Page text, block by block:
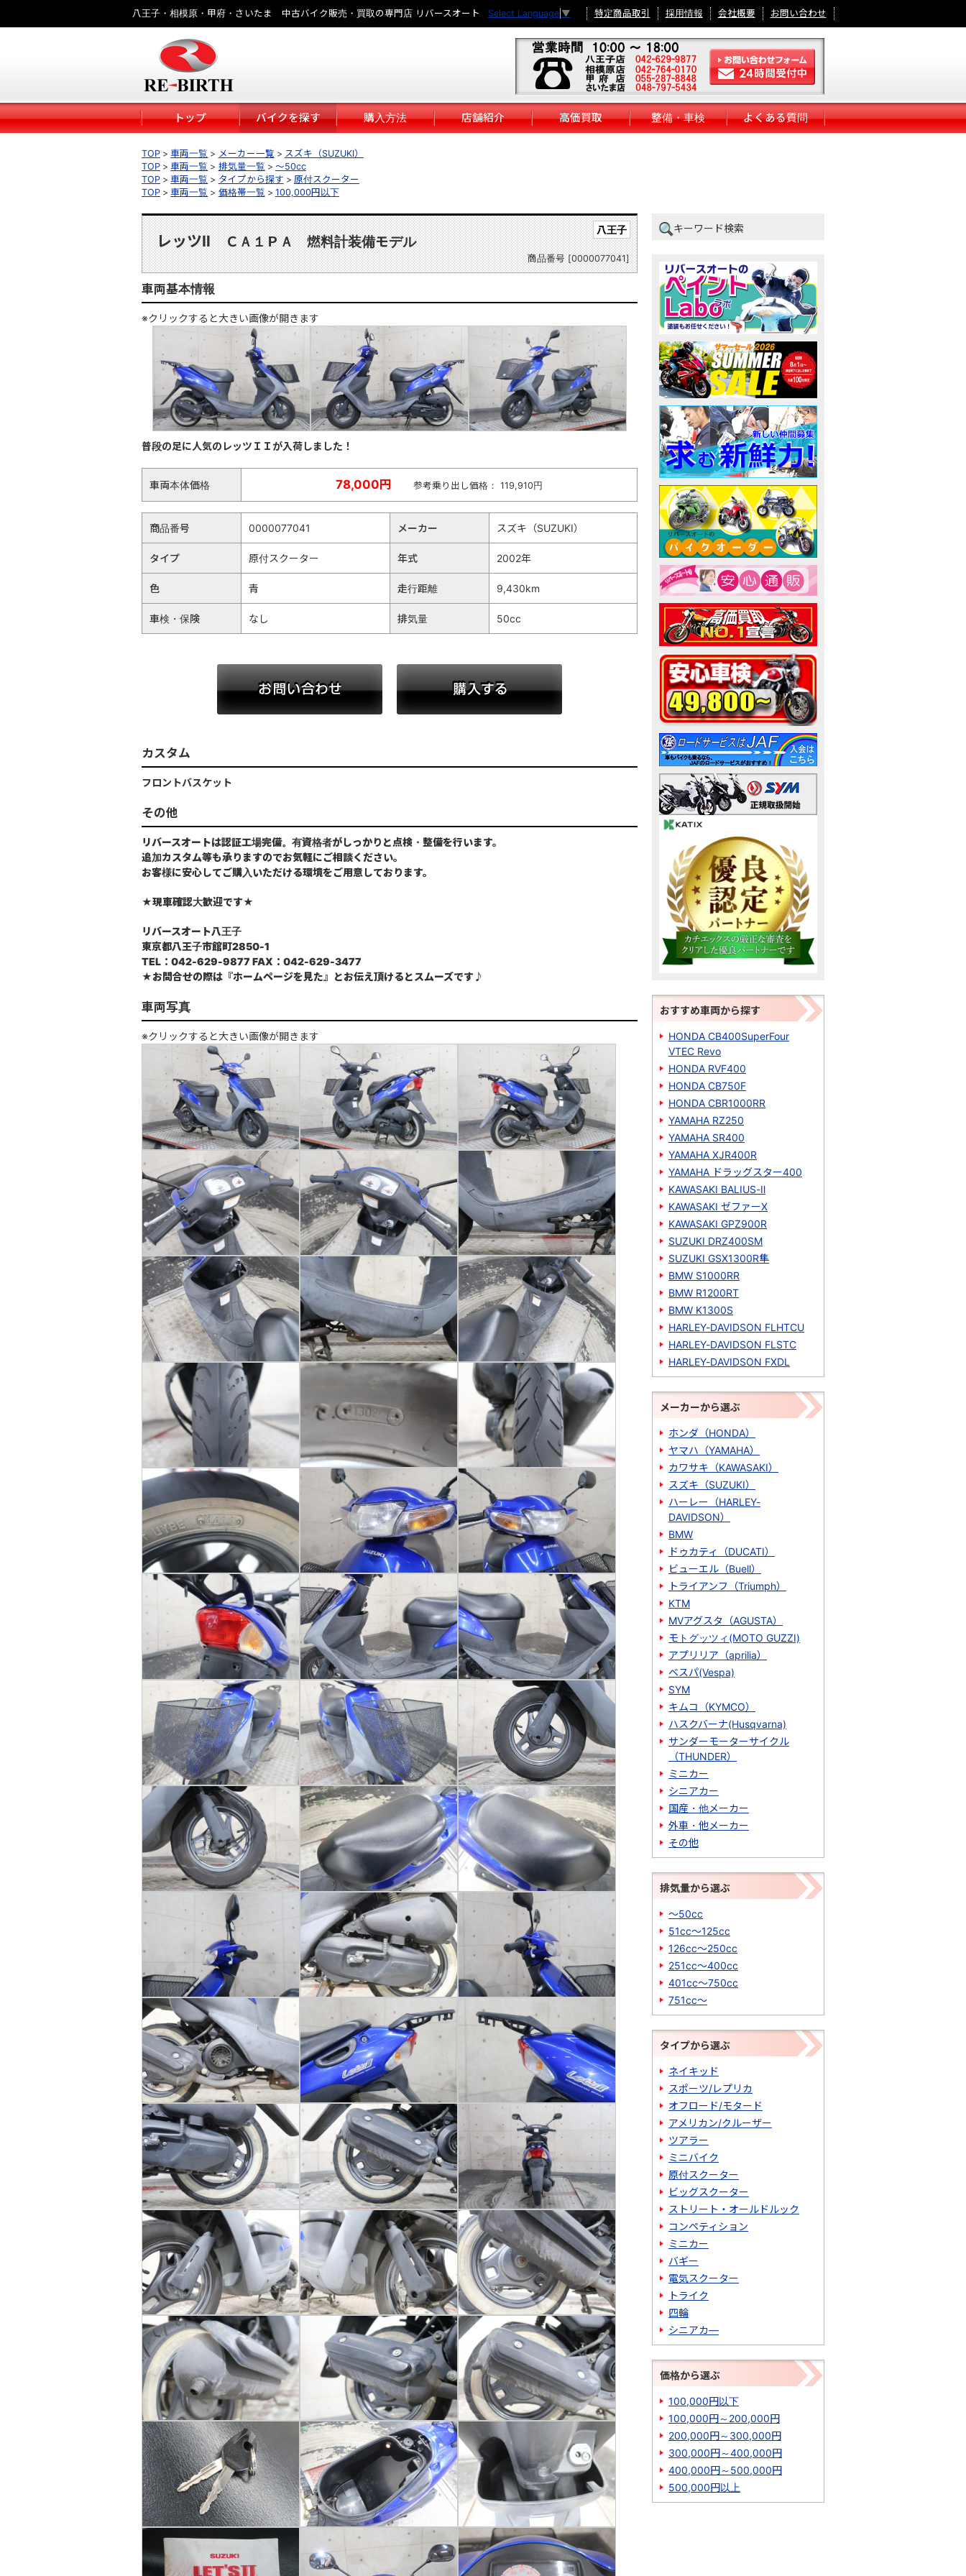
八王子・相模原・甲府・さいたま 中古バイク販売・買取の専門店 リバースオート Select Language ▼ 特定商品取引 採用情報 会社概要 お問い合わせ
トップ バイクを探す 購入方法 店舗紹介 高価買取 整備・車検 よくある質問
TOP 車両一覧 メーカー一覧
スズキ（SUZUKI）
TOP
車両一覧 排気量一覧
～50cc
TOP
車両一覧 タイプから探す
原付スクーター
TOP
車両一覧 価格帯一覧 100,000円以下
八王子
レッツⅡ ＣＡ１ＰＡ 燃料計装備モデル
商品番号 [0000077041]
車両基本情報
※クリックすると大きい画像が開きます
普段の足に人気のレッツＩＩが入荷しました！
車両本体価格 78,000円 参考乗り出し価格： 119,910円
商品番号 0000077041 メーカー スズキ（SUZUKI）
タイプ 原付スクーター 年式 2002年
色 青 走行距離 9,430km
車検・保険 なし 排気量 50cc
カスタム
フロントバスケット
その他
リバースオートは認証工場完備。有資格者がしっかりと点検・整備を行います。
追加カスタム等も承りますのでお気軽にご相談ください。
お客様に安心してご購入いただける環境をご用意しております。
★現車確認大歓迎です★
リバースオート八王子
東京都八王子市館町2850-1
TEL：042-629-9877 FAX：042-629-3477
★お問合せの際は『ホームページを見た』とお伝え頂けるとスムーズです♪
車両写真
※クリックすると大きい画像が開きます
キーワード検索
おすすめ車両から探す
HONDA CB400SuperFour
VTEC Revo
HONDA RVF400
HONDA CB750F
HONDA CBR1000RR
YAMAHA RZ250
YAMAHA SR400
YAMAHA XJR400R
YAMAHA ドラッグスター400
KAWASAKI BALIUS-Ⅱ
KAWASAKI ゼファーΧ
KAWASAKI GPZ900R
SUZUKI DRZ400SM
SUZUKI GSX1300R隼
BMW S1000RR
BMW R1200RT
BMW K1300S
HARLEY-DAVIDSON FLHTCU
HARLEY-DAVIDSON FLSTC
HARLEY-DAVIDSON FXDL
メーカーから選ぶ
ホンダ（HONDA）
ヤマハ（YAMAHA）
カワサキ（KAWASAKI）
スズキ（SUZUKI）
ハーレー（HARLEY-
DAVIDSON）
BMW
ドゥカティ（DUCATI）
ビューエル（Buell）
トライアンフ（Triumph）
KTM
MVアグスタ（AGUSTA）
モトグッツィ(MOTO GUZZI)
アプリリア（aprilia）
ベスパ(Vespa)
SYM
キムコ（KYMCO）
ハスクバーナ(Husqvarna)
サンダーモーターサイクル
（THUNDER）
ミニカー
シニアカー
国産・他メーカー
外車・他メーカー
その他
排気量から選ぶ
～50cc
51cc～125cc
126cc～250cc
251cc～400cc
401cc～750cc
751cc～
タイプから選ぶ
ネイキッド
スポーツ/レプリカ
オフロード/モタード
アメリカン/クルーザー
ツアラー
ミニバイク
原付スクーター
ビッグスクーター
ストリート・オールドルック
コンペティション
ミニカー
バギー
電気スクーター
トライク
四輪
シニアカ―
価格から選ぶ
100,000円以下
100,000円～200,000円
200,000円～300,000円
300,000円～400,000円
400,000円～500,000円
500,000円以上